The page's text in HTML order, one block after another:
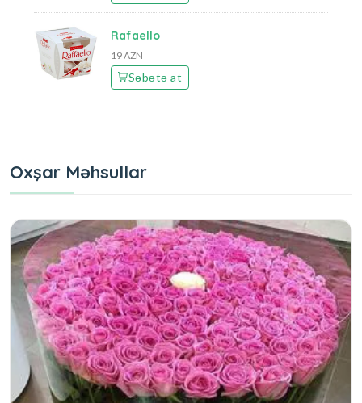
Rafaello
19 AZN
Səbətə at
Oxşar Məhsullar